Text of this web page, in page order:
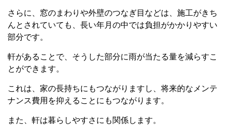
さらに、窓のまわりや外壁のつなぎ目などは、施工がきち
んとされていても、長い年月の中では負担がかかりやすい
部分です。
軒があることで、そうした部分に雨が当たる量を減らすこ
とができます。
これは、家の長持ちにもつながりますし、将来的なメンテ
ナンス費用を抑えることにもつながります。
また、軒は暮らしやすさにも関係します。